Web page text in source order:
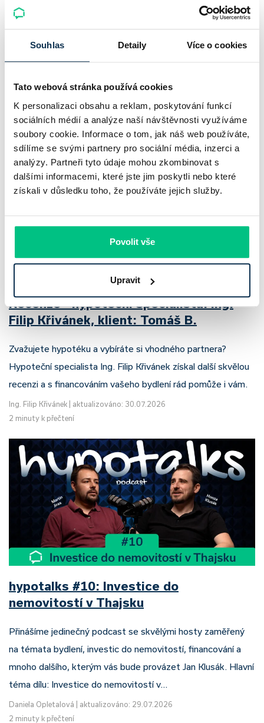
Souhlas Detaily Více o cookies
Tato webová stránka používá cookies
K personalizaci obsahu a reklam, poskytování funkcí
sociálních médií a analýze naší návštěvnosti využíváme
soubory cookie. Informace o tom, jak náš web používáte,
sdílíme se svými partnery pro sociální média, inzerci a
analýzy. Partneři tyto údaje mohou zkombinovat s
dalšími informacemi, které jste jim poskytli nebo které
získali v důsledku toho, že používáte jejich služby.
Povolit vše
Upravit
Komerční banka: pokles zisku
neznamená slabší banku
Komerční banka nabízí docela plastický obrázek dnešního
rostly úvěry a…
Pavel Pohanka|aktualizováno: 31.07.2026
Recenze - hypoteční specialista: Ing.
Filip Křivánek, klient: Tomáš B.
Zvažujete hypotéku a vybíráte si vhodného partnera?
Hypoteční specialista Ing. Filip Křivánek získal další skvělou
recenzi a s financováním vašeho bydlení rád pomůže i vám.
Ing. Filip Křivánek
aktualizováno: 30.07.2026
2 minuty k přečtení
hypotalks #10: Investice do
nemovitostí v Thajsku
Přinášíme jedinečný podcast se skvělými hosty zaměřený
na témata bydlení, investic do nemovitostí, financování a
mnoho dalšího, kterým vás bude provázet Jan Klusák. Hlavní
téma dílu: Investice do nemovitostí v…
Daniela Opletalová
aktualizováno: 29.07.2026
2 minuty k přečtení